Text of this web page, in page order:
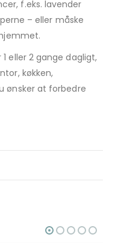
f.eks. lavender
– eller måske
eller 2 gange dagligt,
køkken,
ønsker at forbedre